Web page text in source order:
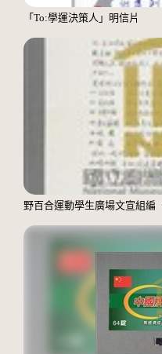
「To:學運決策人」明信片
野百合運動學生廣場文宣組編